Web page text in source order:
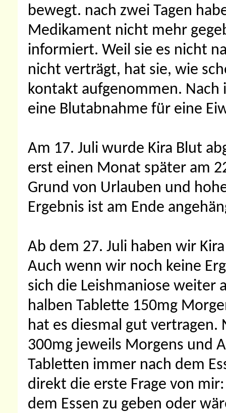
bewegt. nach zwei Tagen
Medikament nicht mehr
informiert. Weil sie es nicht
nicht verträgt, hat sie, wie
kontakt aufgenommen.
eine Blutabnahme für eine
Am 17. Juli wurde Kira Blut
erst einen Monat später am
Grund von Urlauben und
Ergebnis ist am Ende
Ab dem 27. Juli haben wir
Auch wenn wir noch keine
sich die Leishmaniose weiter
halben Tablette 150mg
hat es diesmal gut vertragen.
300mg jeweils Morgens und
Tabletten immer nach dem
direkt die erste Frage von
dem Essen zu geben oder